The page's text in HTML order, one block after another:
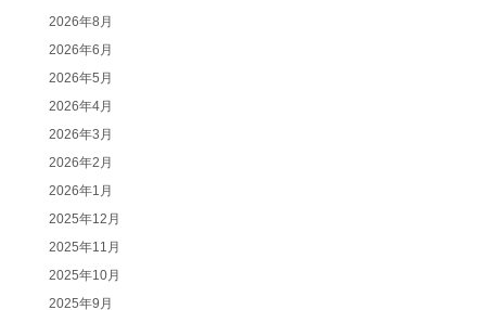
2026年8月
2026年6月
2026年5月
2026年4月
2026年3月
2026年2月
2026年1月
2025年12月
2025年11月
2025年10月
2025年9月